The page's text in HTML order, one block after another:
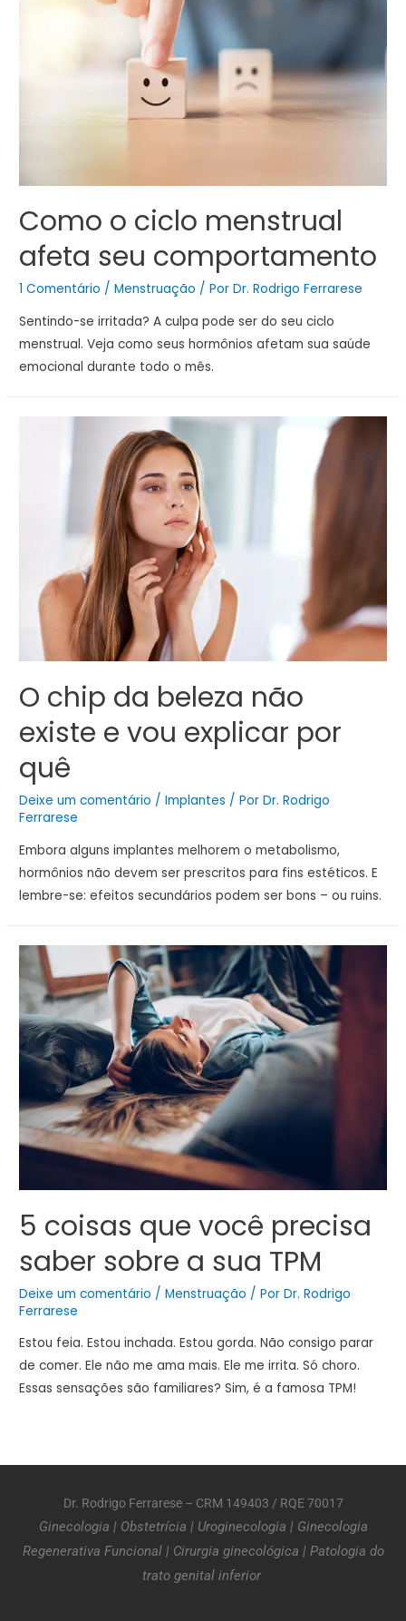
Como o ciclo menstrual
afeta seu comportamento
1 Comentário /Menstruação / PorDr. Rodrigo Ferrarese
Sentindo-se irritada? A culpa pode ser do seu ciclo
menstrual. Veja como seus hormônios afetam sua saúde
emocional durante todo o mês.
O chip da beleza não
existe e vou explicar por
quê
Deixe um comentário /Implantes / PorDr. Rodrigo
Ferrarese
Embora alguns implantes melhorem o metabolismo,
hormônios não devem ser prescritos para fins estéticos. E
lembre-se: efeitos secundários podem ser bons – ou ruins.
5 coisas que você precisa
saber sobre a sua TPM
Deixe um comentário /Menstruação / PorDr. Rodrigo
Ferrarese
Estou feia. Estou inchada. Estou gorda. Não consigo parar
de comer. Ele não me ama mais. Ele me irrita. Só choro.
Essas sensações são familiares? Sim, é a famosa TPM!
Dr. Rodrigo Ferrarese – CRM 149403 / RQE 70017
Ginecologia | Obstetrícia | Uroginecologia | Ginecologia
Regenerativa Funcional| Cirurgia ginecológica | Patologia do
trato genital inferior